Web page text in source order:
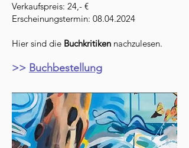
Verkaufspreis: 24,- €
Erscheinungstermin: 08.04.2024
Hier sind die Buchkritiken nachzulesen.
>> Buchbestellung